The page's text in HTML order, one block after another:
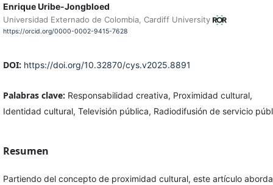
Enrique Uribe-Jongbloed
Universidad Externado de Colombia, Cardiff University
https://orcid.org/0000-0002-9415-7628
DOI: https://doi.org/10.32870/cys.v2025.8891
Palabras clave: Responsabilidad creativa, Proximidad cultural,
Identidad cultural, Televisión pública, Radiodifusión de servicio
Resumen
Partiendo del concepto de proximidad cultural, este artículo